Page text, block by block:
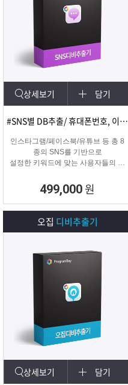
상세보기 담기
#SNS별 DB추출/ 휴대폰번호, 이메일추출
인스타그램/페이스북/유튜브 등 총 8
종의 SNS를 기반으로
설정한 키워드에 맞는 사용자들의 휴
추출하여 영업 및 마케팅에 활용 할
수 있는 프로그램입니다.
499,000 원
오집 디비추출기
상세보기 담기